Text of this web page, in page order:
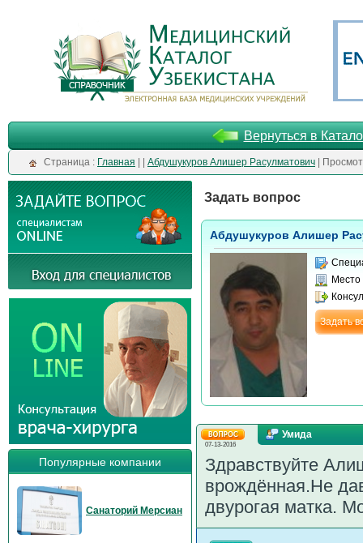
Вернуться в
Cтраница : Главная Абдушукуров Алишер Расулматович |
Популярные компании
Санаторий Мерсиан
Задать вопрос
Абдушукуров Алишер
Задать
07-13-2016
Умида
Здравствуйте
врождённая.Не
двурогая матка.